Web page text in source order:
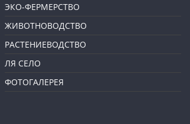
ЭКО-ФЕРМЕРСТВО
ЖИВОТНОВОДСТВО
РАСТЕНИЕВОДСТВО
ЛЯ СЕЛО
ФОТОГАЛЕРЕЯ